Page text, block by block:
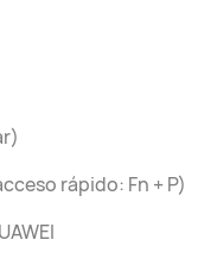
rápido: Fn + P)